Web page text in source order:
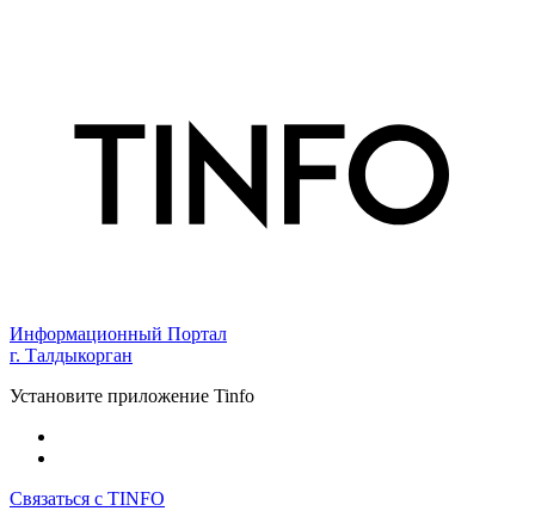
Информационный Портал
г. Талдыкорган
Установите приложение Tinfo
Связаться с TINFO